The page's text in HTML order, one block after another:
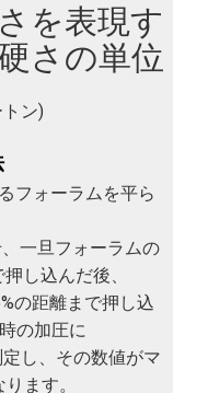
を表現す
さの単位
ン)
フォーラムを平ら
一旦フォーラムの
し込んだ後、
の距離まで押し込
の加圧に
し、その数値がマ
ます。